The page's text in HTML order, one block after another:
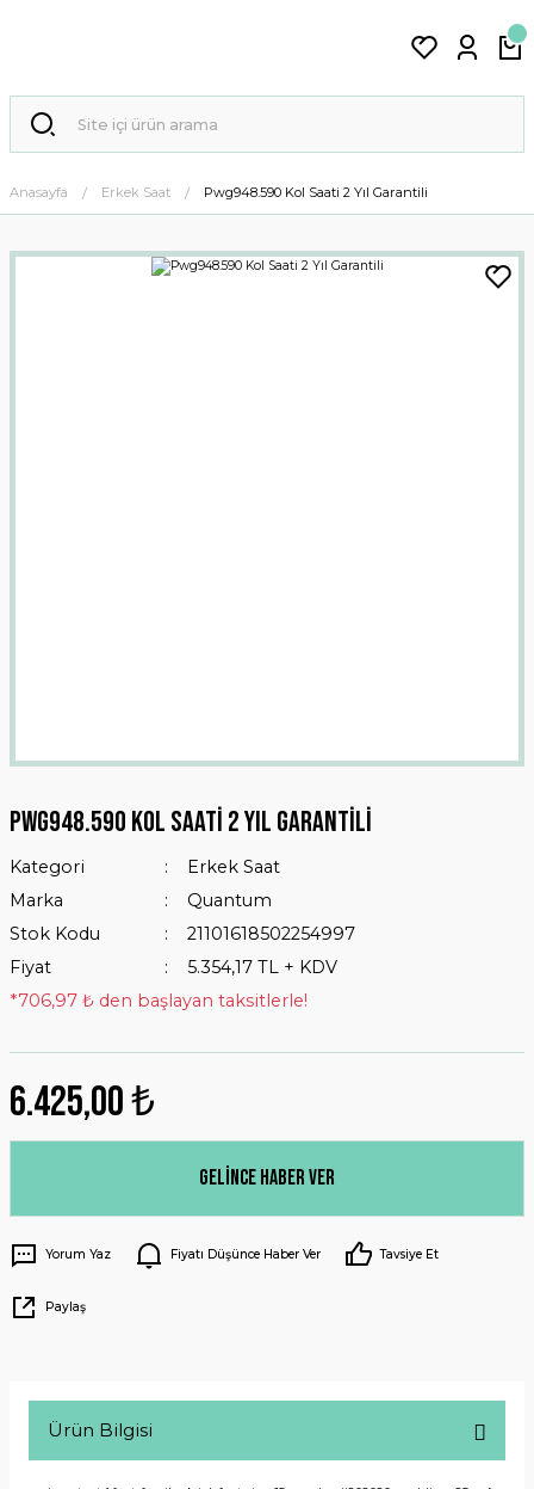
Anasayfa Erkek Saat Pwg948.590 Kol Saati 2 Yıl Garantili
Pwg948.590 Kol Saati 2 Yıl Garantili
Kategori
Erkek Saat
Marka
Quantum
Stok Kodu
21101618502254997
Fiyat
5.354,17 TL + KDV
*706,97 ₺ den başlayan taksitlerle!
6.425,00 ₺
Gelince Haber Ver
Yorum Yaz Fiyatı Düşünce Haber Ver Tavsiye Et
Paylaş
Ürün Bilgisi